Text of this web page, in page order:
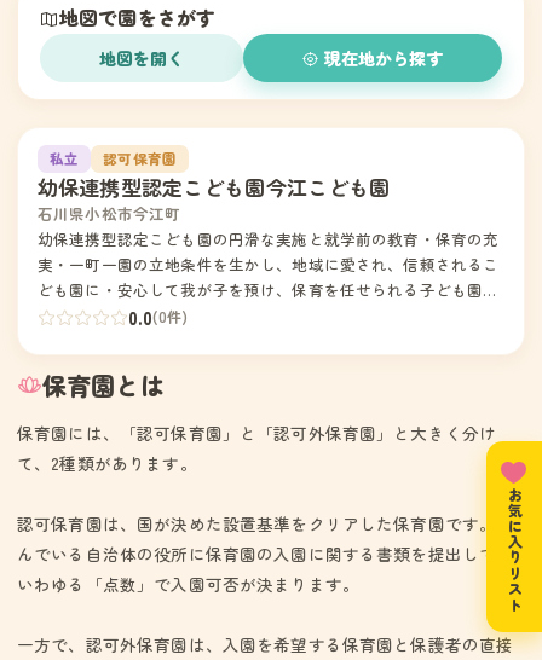
地図で園をさがす
地図を開く 現在地から探す
1私立 認可保育園
幼保連携型認定こども園今江こども園
石川県小松市今江町
幼保連携型認定こども園の円滑な実施と就学前の教育・保育の充
実・一町一園の立地条件を生かし、地域に愛され、信頼されるこ
ども園に・安心して我が子を預け、保育を任せられる子ども園に
（保育サービスの質の向上）・可能な限り情報を公開し、開かれ
子どもの像の具体化と評価の積み上げ・保育環境の整備・充実*
育成、木場潟を中心とした園外保育を通して、丈夫で感性豊かな
園児の育成を目指す。*公開保育、保育参加、保育参観、保育だ
*保・小の緊密な連携による相互理解を通し、幼児教育の充実を
はかる。
0.0(0件)
保育園とは
保育園には、「認可保育園」と「認可外保育園」と大きく分け
て、2種類があります。
認可保育園は、国が決めた設置基準をクリアした保育園です。住
んでいる自治体の役所に保育園の入園に関する書類を提出して、
いわゆる「点数」で入園可否が決まります。
一方で、認可外保育園は、入園を希望する保育園と保護者の直接
お気に入りリスト